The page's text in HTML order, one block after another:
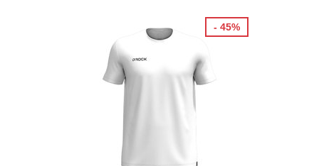
- 45%